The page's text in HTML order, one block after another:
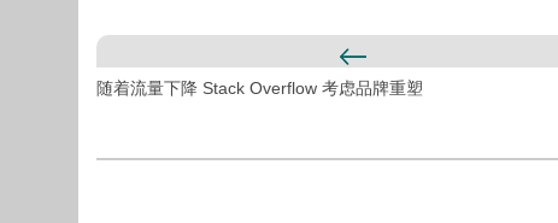
随着流量下降 Stack Overflow 考虑品牌重塑